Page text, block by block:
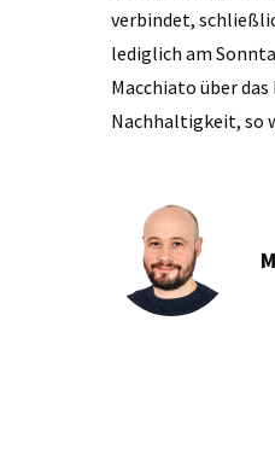
verbindet,
lediglich am
Macchiato über
Nachhaltigkeit, so